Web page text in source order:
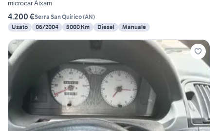
microcar Aixam
4.200 €Serra San Quirico(AN)
Usato
06/2004 5000 Km Diesel Manuale